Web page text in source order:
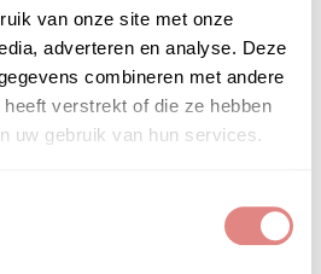
van onze site met onze
adverteren en analyse. Deze
combineren met andere
verstrekt of die ze hebben
uw gebruik van hun services.